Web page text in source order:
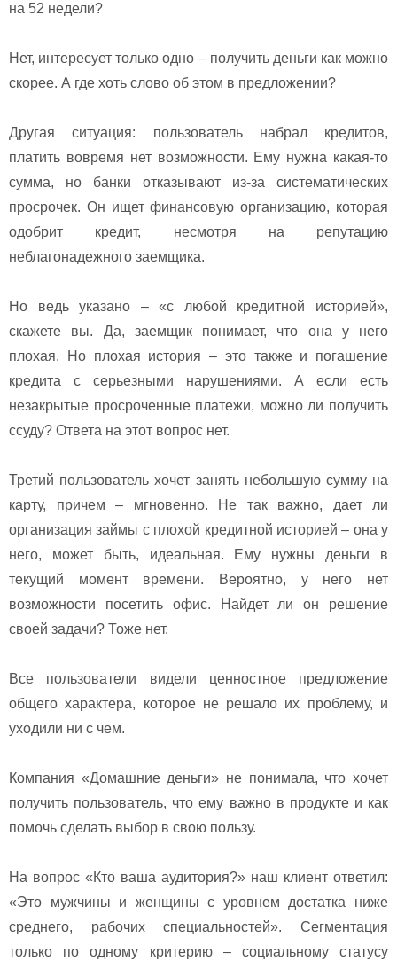
на 52 недели?
Нет, интересует только одно – получить деньги как можно
скорее. А где хоть слово об этом в предложении?
Другая ситуация: пользователь набрал кредитов,
платить вовремя нет возможности. Ему нужна какая-то
сумма, но банки отказывают из-за систематических
просрочек. Он ищет финансовую организацию, которая
одобрит кредит, несмотря на репутацию
неблагонадежного заемщика.
Но ведь указано – «с любой кредитной историей»,
скажете вы. Да, заемщик понимает, что она у него
плохая. Но плохая история – это также и погашение
кредита с серьезными нарушениями. А если есть
незакрытые просроченные платежи, можно ли получить
ссуду? Ответа на этот вопрос нет.
Третий пользователь хочет занять небольшую сумму на
карту, причем – мгновенно. Не так важно, дает ли
организация займы с плохой кредитной историей – она у
него, может быть, идеальная. Ему нужны деньги в
текущий момент времени. Вероятно, у него нет
возможности посетить офис. Найдет ли он решение
своей задачи? Тоже нет.
Все пользователи видели ценностное предложение
общего характера, которое не решало их проблему, и
уходили ни с чем.
Компания «Домашние деньги» не понимала, что хочет
получить пользователь, что ему важно в продукте и как
помочь сделать выбор в свою пользу.
На вопрос «Кто ваша аудитория?» наш клиент ответил:
«Это мужчины и женщины с уровнем достатка ниже
среднего, рабочих специальностей». Сегментация
только по одному критерию – социальному статусу